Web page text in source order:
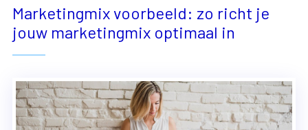
Marketingmix voorbeeld: zo richt je
jouw marketingmix optimaal in